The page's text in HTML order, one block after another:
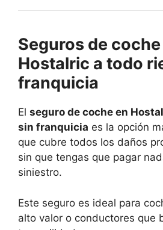
Seguros de
Hostalric a todo
franquicia
El seguro de coche en
sin franquicia es la opción
que cubre todos los daños
sin que tengas que pagar
siniestro.
Este seguro es ideal para
alto valor o conductores que